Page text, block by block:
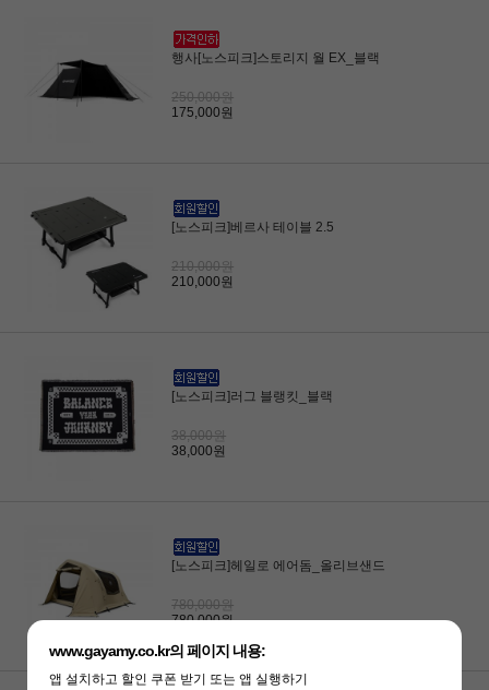
행사[노스피크]스토리지 월 EX_블랙
250,000원
175,000원
[노스피크]베르사 테이블 2.5
210,000원
210,000원
[노스피크]러그 블랭킷_블랙
38,000원
38,000원
[노스피크]헤일로 에어돔_올리브샌드
780,000원
780,000원
www.gayamy.co.kr의 페이지 내용:
앱 설치하고 할인 쿠폰 받기 또는 앱 실행하기